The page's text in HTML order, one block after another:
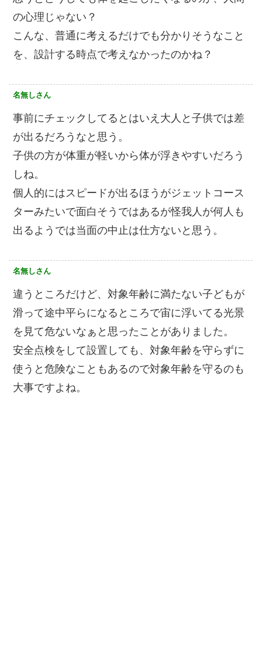
の心理じゃない？
こんな、普通に考えるだけでも分かりそうなこと
を、設計する時点で考えなかったのかね？
名無しさん
事前にチェックしてるとはいえ大人と子供では差
が出るだろうなと思う。
子供の方が体重が軽いから体が浮きやすいだろう
しね。
個人的にはスピードが出るほうがジェットコース
ターみたいで面白そうではあるが怪我人が何人も
出るようでは当面の中止は仕方ないと思う。
名無しさん
違うところだけど、対象年齢に満たない子どもが
滑って途中平らになるところで宙に浮いてる光景
を見て危ないなぁと思ったことがありました。
安全点検をして設置しても、対象年齢を守らずに
使うと危険なこともあるので対象年齢を守るのも
大事ですよね。